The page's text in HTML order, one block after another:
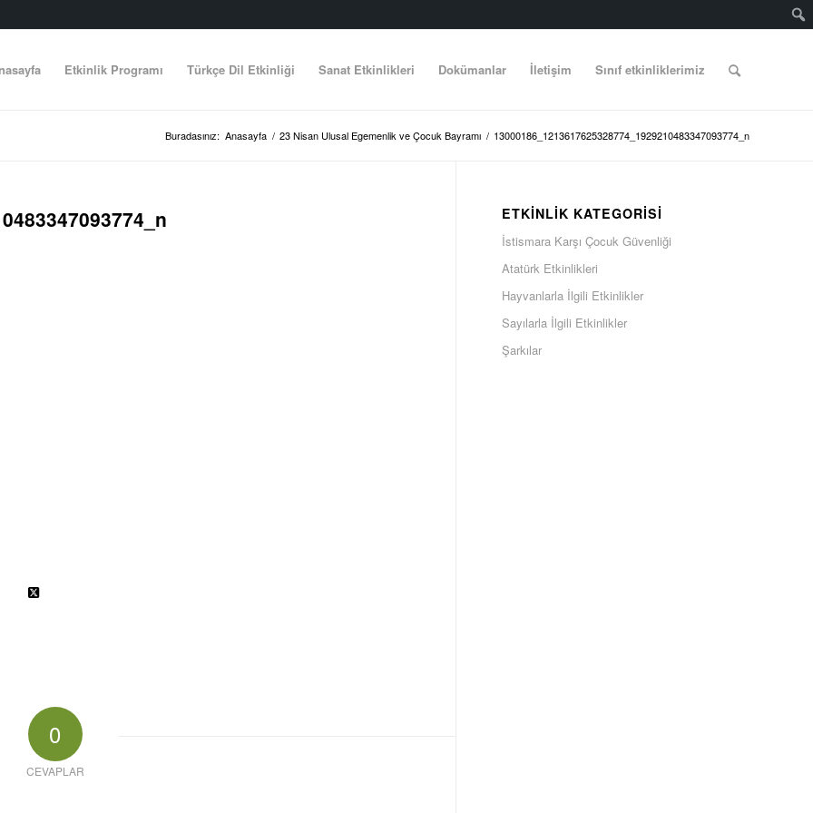
Etkinlik Programı Türkçe Dil Etkinliği Sanat Etkinlikleri Dokümanlar İletişim Sınıf etkinliklerimiz
Buradasınız: Anasayfa / 23 Nisan Ulusal Egemenlik ve Çocuk Bayramı / 13000186_1213617625328774_1929210483347093774_n
0
CEVAPLAR
ETKINLIK KATEGORISI
İstismara Karşı Çocuk Güvenliği
Atatürk Etkinlikleri
Hayvanlarla İlgili Etkinlikler
Sayılarla İlgili Etkinlikler
Şarkılar